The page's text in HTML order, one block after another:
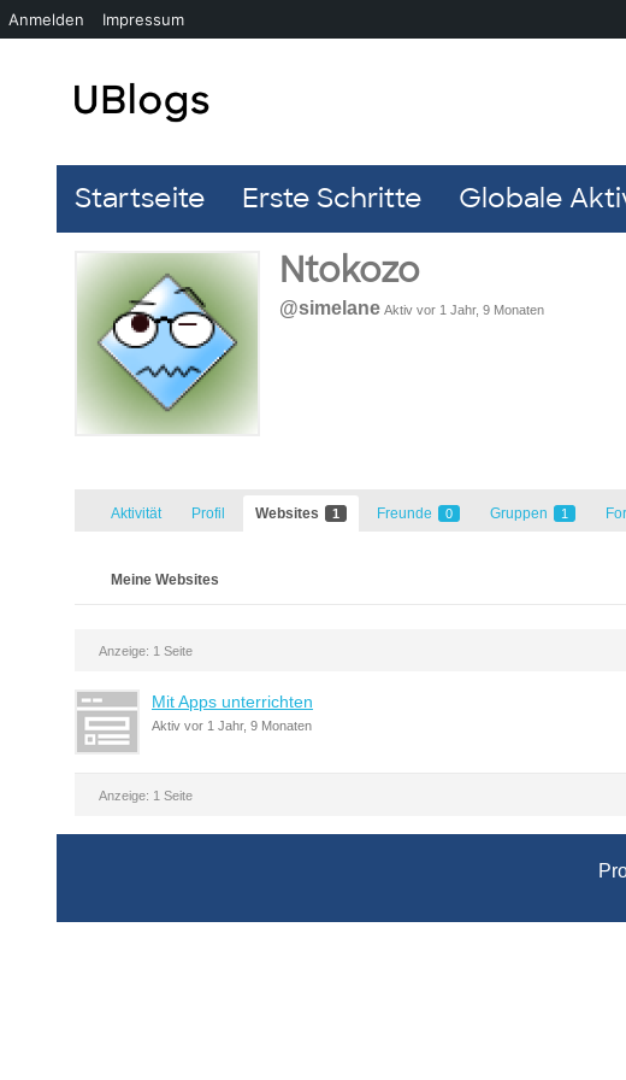
Startseite Erste Schritte Globale
Ntokozo
@simelane Aktiv vor 1 Jahr, 9 Monaten
Aktivität Profil Websites 1 Freunde 0 Gruppen 1
Meine Websites
Anzeige: 1 Seite
Mit Apps unterrichten
Aktiv vor 1 Jahr, 9 Monaten
Anzeige: 1 Seite
Anmelden Impressum